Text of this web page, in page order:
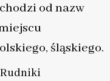
od nazw
śląskiego.
Rudniki